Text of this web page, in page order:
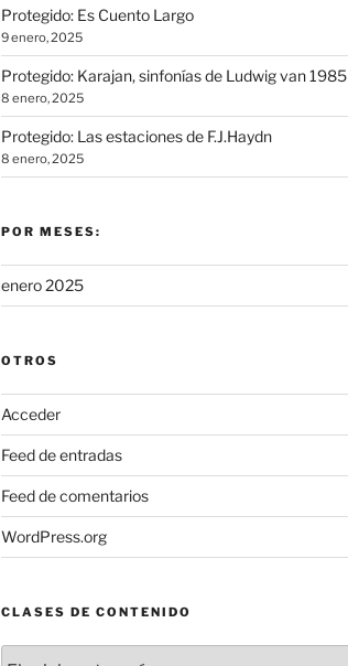
Protegido: Es Cuento Largo
9 enero, 2025
Protegido: Karajan, sinfonías de Ludwig van 1985
8 enero, 2025
Protegido: Las estaciones de F.J.Haydn
8 enero, 2025
POR MESES:
enero 2025
OTROS
Acceder
Feed de entradas
Feed de comentarios
WordPress.org
CLASES DE CONTENIDO